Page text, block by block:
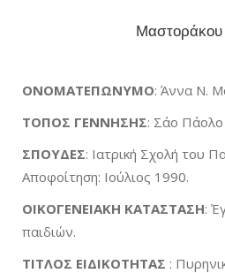
ΟΝΟΜΑΤΕΠΩΝΥΜΟ: Άννα Ν.
ΤΟΠΟΣ ΓΕΝΝΗΣΗΣ: Σάο Πάολο
ΣΠΟΥΔΕΣ: Ιατρική Σχολή του
Αποφοίτηση: Ιούλιος 1990.
ΟΙΚΟΓΕΝΕΙΑΚΗ ΚΑΤΑΣΤΑΣΗ:
παιδιών.
ΤΙΤΛΟΣ ΕΙΔΙΚΟΤΗΤΑΣ :